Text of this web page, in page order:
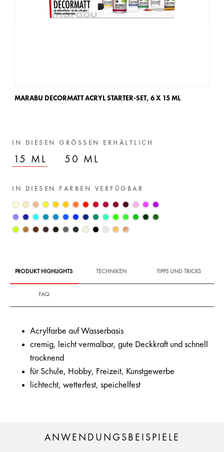
MARABU DECORMATT ACRYL STARTER-SET, 6 X 15 ML
IN DIESEN GRÖSSEN ERHÄLTLICH
15 ML 50 ML
IN DIESEN FARBEN VERFÜGBAR
PRODUKT HIGHLIGHTS TECHNIKEN TIPPS UND TRICKS
FAQ
Acrylfarbe auf Wasserbasis
cremig, leicht vermalbar, gute Deckkraft und schnell
trocknend
für Schule, Hobby, Freizeit, Kunstgewerbe
lichtecht, wetterfest, speichelfest
ANWENDUNGSBEISPIELE